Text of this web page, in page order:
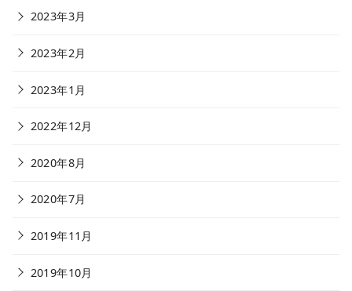
2023年3月
2023年2月
2023年1月
2022年12月
2020年8月
2020年7月
2019年11月
2019年10月